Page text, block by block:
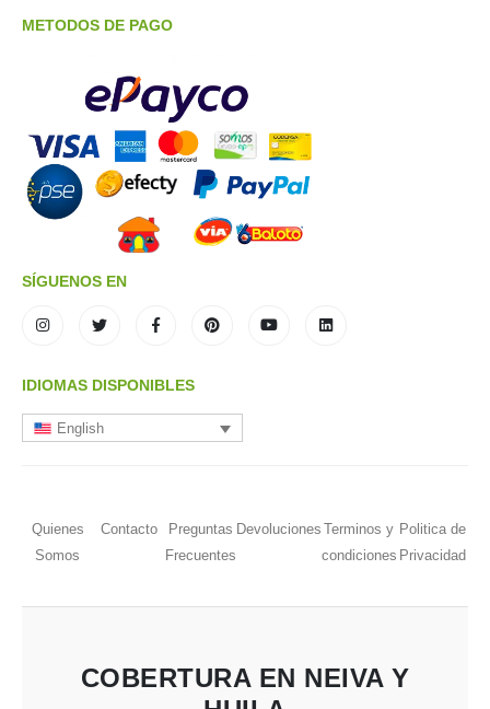
METODOS DE PAGO
SÍGUENOS EN
IDIOMAS DISPONIBLES
English
Quienes
Somos
Contacto
Preguntas
Frecuentes
Devoluciones Terminos y
condiciones
Politica de
Privacidad
COBERTURA EN NEIVA Y